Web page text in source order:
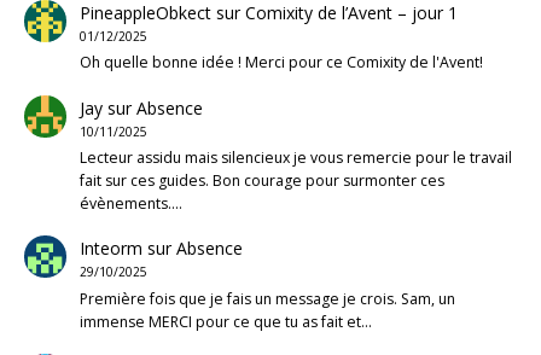
PineappleObkectsurComixity de l’Avent – jour 1
01/12/2025
Oh quelle bonne idée ! Merci pour ce Comixity de l'Avent!
JaysurAbsence
10/11/2025
Lecteur assidu mais silencieux je vous remercie pour le travail
fait sur ces guides. Bon courage pour surmonter ces
évènements.…
Inteorm surAbsence
29/10/2025
Première fois que je fais un message je crois. Sam, un
immense MERCI pour ce que tu as fait et…